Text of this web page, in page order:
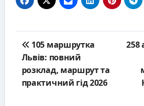
navigation
105 маршрутка
Львів: повний
розклад, маршрут та
практичний гід 2026
258